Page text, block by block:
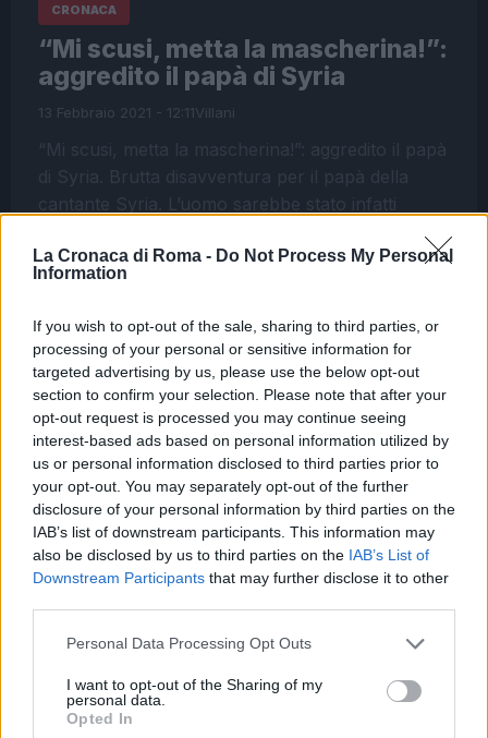
La Cronaca di Roma - Do Not Process My Personal
Information
If you wish to opt-out of the sale, sharing to third parties, or
processing of your personal or sensitive information for
targeted advertising by us, please use the below opt-out
section to confirm your selection. Please note that after your
opt-out request is processed you may continue seeing
interest-based ads based on personal information utilized by
us or personal information disclosed to third parties prior to
your opt-out. You may separately opt-out of the further
disclosure of your personal information by third parties on the
IAB’s list of downstream participants. This information may
also be disclosed by us to third parties on the IAB’s List of
Downstream Participants that may further disclose it to other
Please note that this website/app uses one or more Google
not limited to your visit or usage behaviour. You may click to
grant or deny consent to Google and its third-party tags to
use your data for below specified purposes in below Google
Personal Data Processing Opt Outs
I want to opt-out of the Sharing of my
personal data.
Opted In
CRONACA
“Mi scusi, metta la mascherina!”:
aggredito il papà di Syria
13 Febbraio 2021 - 12:11Villani
“Mi scusi, metta la mascherina!”: aggredito il papà
di Syria. Brutta disavventura per il papà della
cantante Syria. L’uomo sarebbe stato infatti
Leggi l’articolo →
PRIMO PIANO
Rifiuta di indossare la
mascherina e reagisce ai
poliziotti